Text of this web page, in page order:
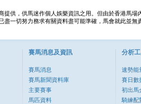
提供，供馬迷作個人娛樂資訊之用。但由於香港馬
盡一切努力務求有關資料盡可能準確，馬會就此並
賽馬消息及資訊
賽馬消息
賽馬新聞資料庫
主要賽事
馬匹資料
分析
速勢能
賽日數
初出馬
騎練配